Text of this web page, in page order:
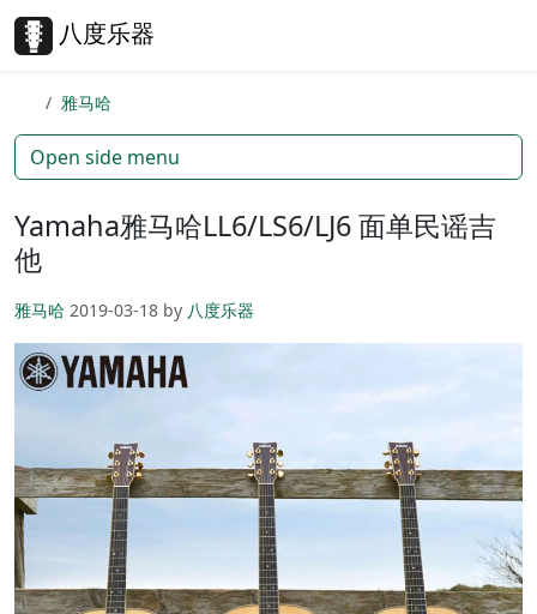
Skip to content
Skip to footer
八度乐器
雅马哈
Yamaha雅马哈LL6/LS6/LJ6 面单民谣吉
他
雅马哈 2019-03-18 by 八度乐器
Open side menu